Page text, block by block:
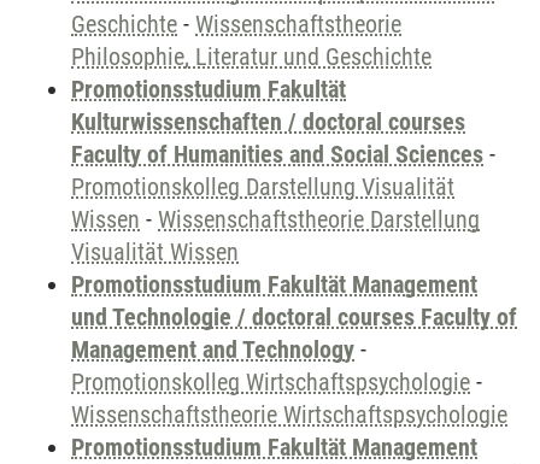
Geschichte - Wissenschaftstheorie
Philosophie, Literatur und Geschichte
Promotionsstudium Fakultät
Kulturwissenschaften / doctoral courses
Faculty of Humanities and Social Sciences -
Promotionskolleg Darstellung Visualität
Wissen - Wissenschaftstheorie Darstellung
Visualität Wissen
Promotionsstudium Fakultät Management
und Technologie / doctoral courses Faculty of
Management and Technology -
Promotionskolleg Wirtschaftspsychologie -
Wissenschaftstheorie Wirtschaftspsychologie
Promotionsstudium Fakultät Management